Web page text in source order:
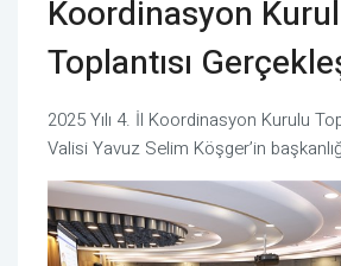
Koordinasyon
Toplantısı
2025 Yılı 4. İl Koordinasyon Kurulu
Valisi Yavuz Selim Köşger’in